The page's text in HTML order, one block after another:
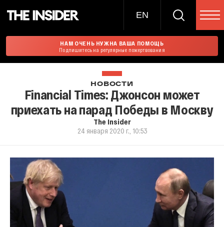
EN
НАМ ОЧЕНЬ НУЖНА ВАША ПОМОЩЬ
Подпишитесь на регулярные пожертвования
НОВОСТИ
Financial Times: Джонсон может
приехать на парад Победы в Москву
The Insider
24 января 2020 г., 10:53